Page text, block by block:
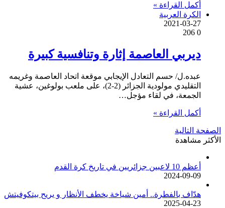
أكمل القراءة »
الكرة العربية
2021-03-27
0
ديربي العاصمة إثارة وتنافسية كبيرة
عبده.ل/ حسم التعادل الإيجابي موقعة اتحاد العاصمة وغريمه
التقليدي مولودية الجزائر (2-2)، على ملعب بولوغين، عشية
الجمعة، في لقاء مؤجل…
أكمل القراءة »
الصفحة التالية
الأكثر مشاهدة
أعظم 10 لاعبين جزائريين في تاريخ كرة القدم
2024-09-09
هدّاف بالفطرة.. أمين شياخة يخطف الأنظار و يريح بيتكوفيتش
2025-04-23